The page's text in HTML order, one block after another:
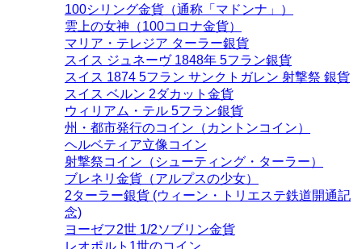
100シリング金貨（通称「マドンナ」）
雲上の女神（100コロナ金貨）
マリア・テレジア ターラー銀貨
スイス ジュネーヴ 1848年 5フラン銀貨
スイス 1874 5フラン サンクトガレン 射撃祭 銀貨
スイス ベルン 2ダカット金貨
ウィリアム・テル 5フラン銀貨
州・都市発行のコイン（カントンコイン）
ヘルベティア立像コイン
射撃祭コイン（シューティング・ターラー）
ブレネリ金貨（アルプスの少女）
2ターラー銀貨 (ウィーン・トリエステ鉄道開通記
念)
ヨーゼフ2世 1/2ソブリン金貨
レオポルト1世のコイン